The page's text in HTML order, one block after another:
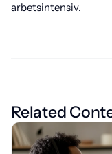
arbetsintensiv.
Related